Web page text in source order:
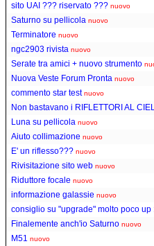
sito UAI ??? riservato ??? nuovo
Saturno su pellicola nuovo
Terminatore nuovo
ngc2903 rivista nuovo
Serate tra amici + nuovo strumento
Nuova Veste Forum Pronta nuovo
commento star test nuovo
Non bastavano i RIFLETTORI AL
Luna su pellicola nuovo
Aiuto collimazione nuovo
E' un riflesso??? nuovo
Rivisitazione sito web nuovo
Riduttore focale nuovo
informazione galassie nuovo
consiglio su "upgrade" molto poco up
Finalemente anch'io Saturno nuovo
M51 nuovo